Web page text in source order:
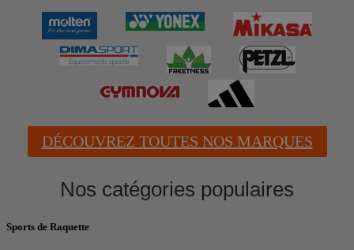
DÉCOUVREZ TOUTES NOS MARQUES
Nos catégories populaires
Sports de Raquette